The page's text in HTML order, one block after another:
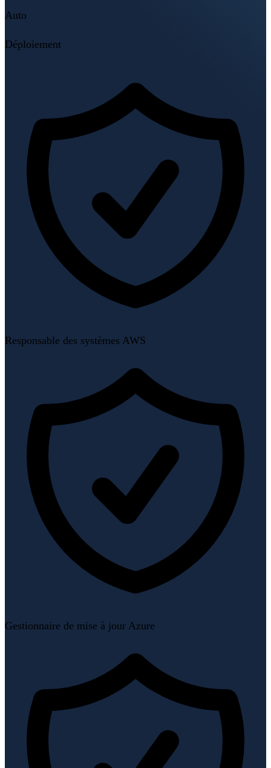
Auto
Déploiement
Responsable des systèmes AWS
Gestionnaire de mise à jour Azure